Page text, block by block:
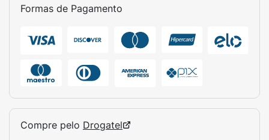
Formas de Pagamento
Compre pelo Drogatel